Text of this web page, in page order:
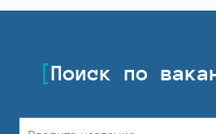
Поиск по